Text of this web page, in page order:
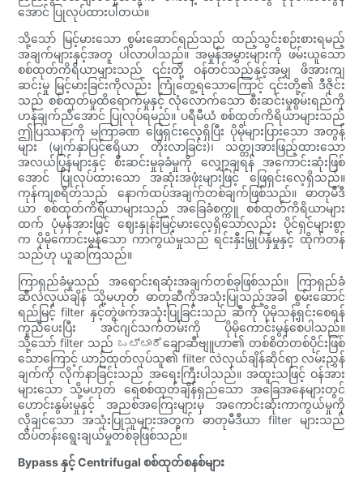
အောင် ပြုလုပ်ထားပါတယ်။
သို့သော် မြင့်မားသော စွမ်းဆောင်ရည်သည် ထည့်သွင်းစဉ်းစားရမည့်
အချက်များနှင့်အတူ ပါလာပါသည်။ အမှုန်အမွှားများကို ဖမ်းယူသော
စစ်ထုတ်ကိရိယာများသည် ၎င်းတို့ ဝန်တင်သည်နှင့်အမျှ ဖိအားကျ
ဆင်းမှု မြင့်မားခြင်းကိုလည်း ကြုံတွေ့ရသောကြောင့် ၎င်းတို့၏ ဒီဇိုင်း
သည် စစ်ထုတ်မှုထိရောက်မှုနှင့် လုံလောက်သော စီးဆင်းမှုစွမ်းရည်ကို
ဟန်ချက်ညီအောင် ပြုလုပ်ရမည်။ ပရီမီယံ စစ်ထုတ်ကိရိယာများသည်
ဤပြဿနာကို မကြာခဏ ဖြေရှင်းလေ့ရှိပြီး ပိုမိုများပြားသော အတွန့်
များ (မျက်နှာပြင်ဧရိယာ တိုးလာခြင်း)၊ သတ္တုအားဖြည့်ထားသော
အလယ်ပြွန်များနှင့် စီးဆင်းမှုခုခံမှုကို လျှော့ချရန် အကောင်းဆုံးဖြစ်
အောင် ပြုလုပ်ထားသော အဆုံးအဖုံးများဖြင့် ဖြေရှင်းလေ့ရှိသည်။
ကုန်ကျစရိတ်သည် နောက်ထပ်အချက်တစ်ချက်ဖြစ်သည်။ ဓာတုမီဒီ
ယာ စစ်ထုတ်ကိရိယာများသည် အခြေခံစက္ကူ စစ်ထုတ်ကိရိယာများ
ထက် ပုံမှန်အားဖြင့် ဈေးနှုန်းမြင့်မားလေ့ရှိသော်လည်း ပိုင်ရှင်များစွာ
က ပိုမိုကောင်းမွန်သော ကာကွယ်မှုသည် ရင်းနှီးမြှုပ်နှံမှုနှင့် ထိုက်တန်
သည်ဟု ယူဆကြသည်။
ကြာရှည်ခံမှုသည် အရောင်းရဆုံးအချက်တစ်ခုဖြစ်သည်။ ကြာရှည်ခံ
ဆီလဲလှယ်ချိန် သို့မဟုတ် ဓာတုဆီကိုအသုံးပြုသည့်အခါ စွမ်းဆောင်
ရည်မြင့် filter နှင့်တွဲဖက်အသုံးပြုခြင်းသည် ဆီကို ပိုမိုသန့်ရှင်းစေရန်
ကူညီပေးပြီး အင်ဂျင်သက်တမ်းကို ပိုမိုကောင်းမွန်စေပါသည်။
သို့သော် filter သည် ಒಟ್ಟಾರೆချောဆီဗျူဟာ၏ တစ်စိတ်တစ်ပိုင်းဖြစ်
သောကြောင့် ယာဉ်ထုတ်လုပ်သူ၏ filter လဲလှယ်ချိန်ဆိုင်ရာ လမ်းညွှန်
ချက်ကို လိုက်နာခြင်းသည် အရေးကြီးပါသည်။ အထူးသဖြင့် ဝန်အား
များသော သို့မဟုတ် ရေစစ်ထုတ်ချိန်ရှည်သော အခြေအနေများတွင်
ဟောင်းနွမ်းမှုနှင့် အညစ်အကြေးများမှ အကောင်းဆုံးကာကွယ်မှုကို
လိုချင်သော အသုံးပြုသူများအတွက် ဓာတုမီဒီယာ filter များသည်
ထိပ်တန်းရွေးချယ်မှုတစ်ခုဖြစ်သည်။
Bypass နှင့် Centrifugal စစ်ထုတ်စနစ်များ